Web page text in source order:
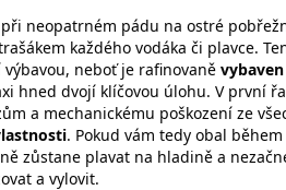
neopatrném pádu na ostré
každého vodáka či plavce.
neboť je rafinovaně
hned dvojí klíčovou úlohu. V první
a mechanickému poškození ze
. Pokud vám tedy obal
zůstane plavat na hladině a
a vylovit.